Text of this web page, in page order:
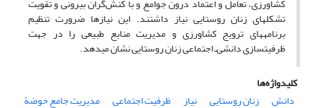
کشاورزی، تعامل و اعتماد درون جوامع و با کنش‌گران بیرونی و تقویت
تشکل‏های زنان روستایی نیاز داشتند. این نیازها ضرورت تنظیم
برنامه‏های ترویج کشاورزی و مدیریت منابع طبیعی را در جهت
ظرفیت‏سازی دانشی‌ـ اجتماعی زنان روستایی نشان می‏دهد.
کلیدواژه‌ها
دانش
زنان روستایی نیاز ظرفیت اجتماعی مدیریت جامع حوضة